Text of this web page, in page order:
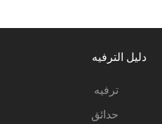
دليل الترفيه
ترفيه
حدائق